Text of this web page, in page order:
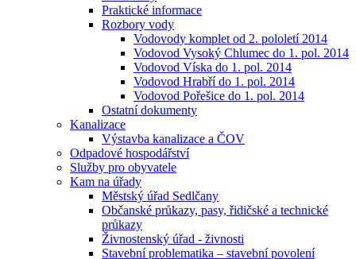
Praktické informace
Rozbory vody
Vodovody komplet od 2. pololetí 2014
Vodovod Vysoký Chlumec do 1. pol. 2014
Vodovod Víska do 1. pol. 2014
Vodovod Hrabří do 1. pol. 2014
Vodovod Pořešice do 1. pol. 2014
Ostatní dokumenty
Kanalizace
Výstavba kanalizace a ČOV
Odpadové hospodářství
Služby pro obyvatele
Kam na úřady
Městský úřad Sedlčany
Občanské průkazy, pasy, řidičské a technické
průkazy
Živnostenský úřad - živnosti
Stavební problematika – stavební povolení